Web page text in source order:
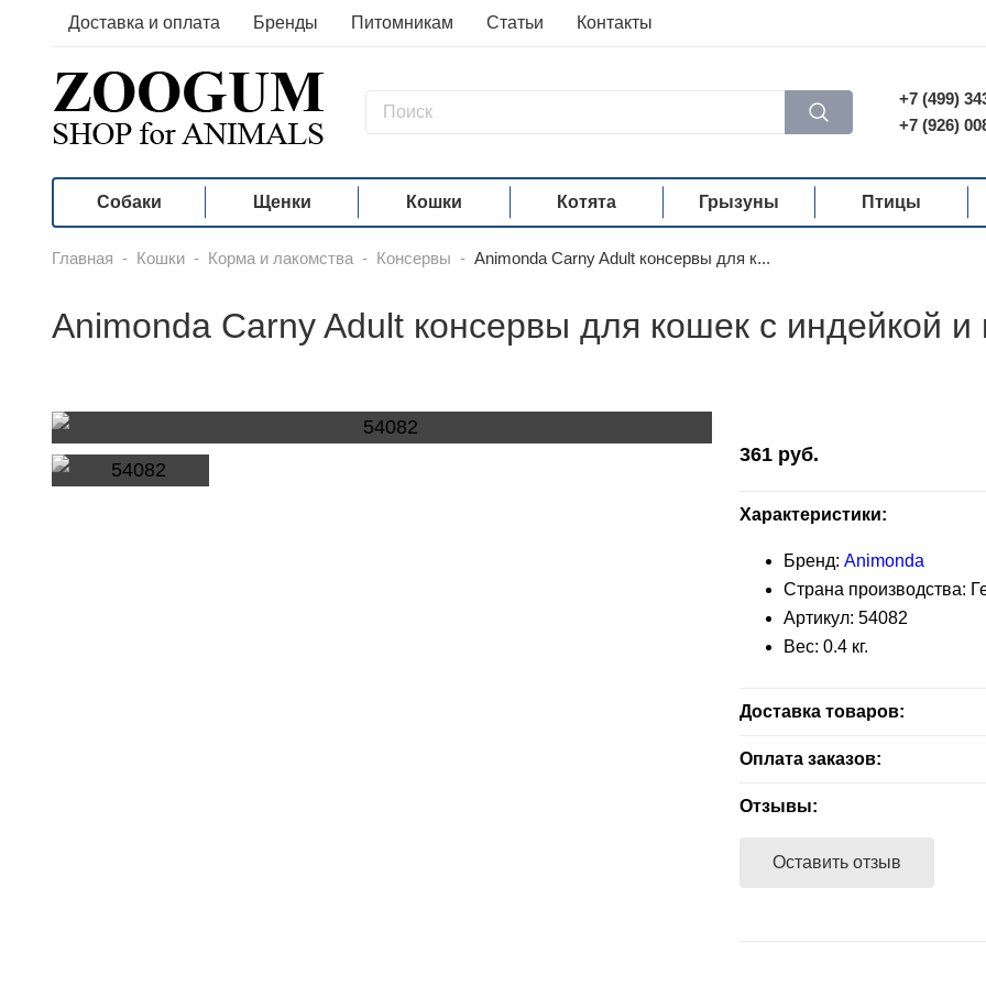
Доставка и оплата Бренды Питомникам Статьи Контакты
+7 (499)
+7 (926)
Собаки Щенки Кошки Котята Грызуны Птицы
Главная - Кошки - Корма и лакомства - Консервы - Animonda Carny Adult консервы для к...
Animonda Carny Adult консервы для кошек с индейкой и
361 руб.
Характеристики:
Бренд: Animonda
Страна производства:
Артикул: 54082
Вес: 0.4 кг.
Доставка товаров:
Бесплатная доставка —
доставляются партнерами —
Оплата заказов:
Расчет наличными - при
Расчет безналичный - при
Отзывы:
Оставить отзыв